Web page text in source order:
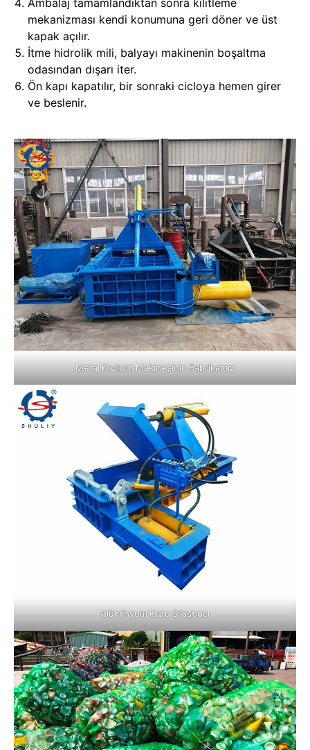
Ambalaj tamamlandıktan sonra kilitleme
mekanizması kendi konumuna geri döner ve üst
kapak açılır.
İtme hidrolik mili, balyayı makinenin boşaltma
odasından dışarı iter.
Ön kapı kapatılır, bir sonraki cicloya hemen girer
ve beslenir.
Metal Kıvılcım Makinesinin Fabrikamız
Alüminyum Kutu Sıkıştırıcı